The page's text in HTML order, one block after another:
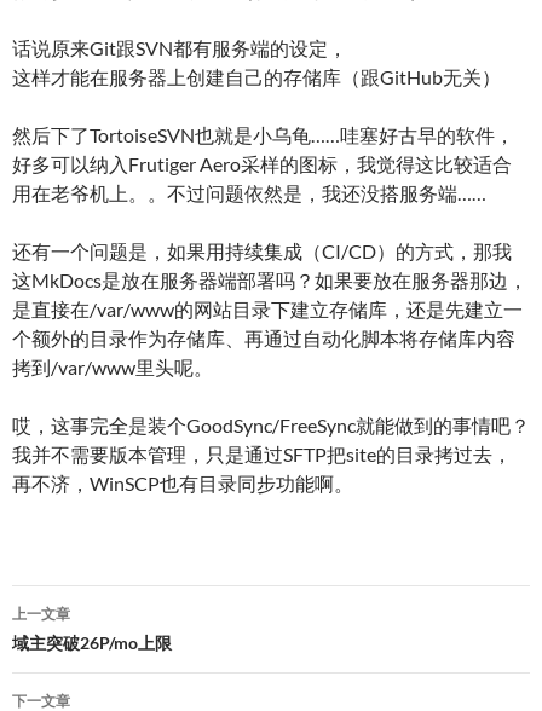
话说原来Git跟SVN都有服务端的设定，
这样才能在服务器上创建自己的存储库（跟GitHub无关）
然后下了TortoiseSVN也就是小乌龟……哇塞好古早的软件，
好多可以纳入Frutiger Aero采样的图标，我觉得这比较适合
用在老爷机上。。不过问题依然是，我还没搭服务端……
还有一个问题是，如果用持续集成（CI/CD）的方式，那我
这MkDocs是放在服务器端部署吗？如果要放在服务器那边，
是直接在/var/www的网站目录下建立存储库，还是先建立一
个额外的目录作为存储库、再通过自动化脚本将存储库内容
拷到/var/www里头呢。
哎，这事完全是装个GoodSync/FreeSync就能做到的事情吧？
我并不需要版本管理，只是通过SFTP把site的目录拷过去，
再不济，WinSCP也有目录同步功能啊。
文
章
导
上一文章
域主突破26P/mo上限
下一文章